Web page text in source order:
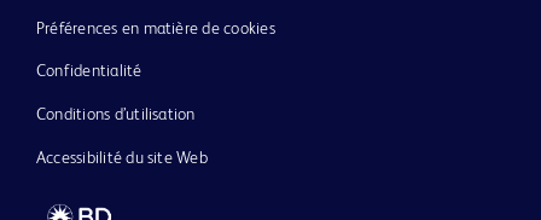
Préférences en matière de cookies
Confidentialité
Conditions d’utilisation
Accessibilité du site Web